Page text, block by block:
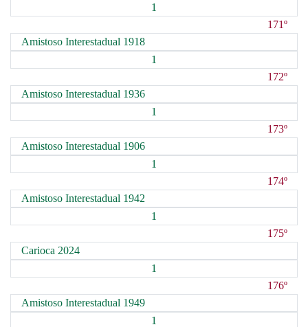
1
171º
Amistoso Interestadual 1918
1
172º
Amistoso Interestadual 1936
1
173º
Amistoso Interestadual 1906
1
174º
Amistoso Interestadual 1942
1
175º
Carioca 2024
1
176º
Amistoso Interestadual 1949
1